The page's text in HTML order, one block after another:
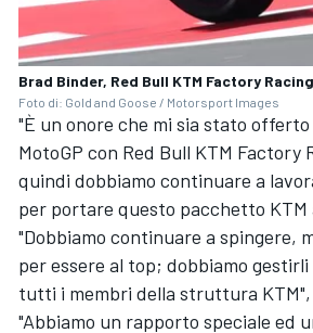
ENDURANCE/GT
Brad Binder, Red Bull KTM Factory Racing
Foto di: Gold and Goose / Motorsport Images
"È un onore che mi sia stato
MotoGP con Red Bull KTM Factory
quindi dobbiamo continuare a
per portare questo pacchetto
"Dobbiamo continuare a spingere,
per essere al top; dobbiamo
tutti i membri della struttura KTM",
"Abbiamo un rapporto speciale ed